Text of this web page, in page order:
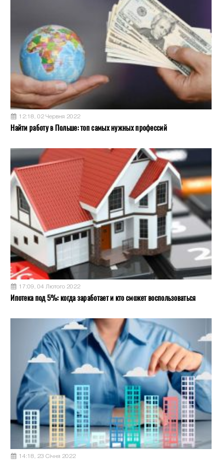
12:18, 02 Червня 2022
Найти работу в Польше: топ самых нужных профессий
17:09, 04 Лютого 2022
Ипотека под 5%: когда заработает и кто сможет воспользоваться
14:18, 23 Січня 2022